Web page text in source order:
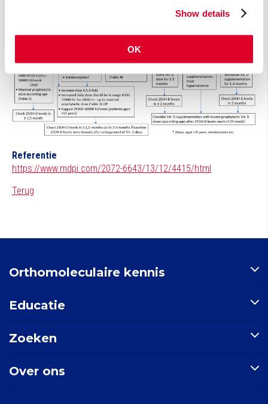
Show details
OK
Referentie
https://www.mdpi.com/2072-6643/13/12/4415/html
Terug
Orthomoleculaire kennis
Nutriënten-index
Indicatie-index
Nieuws
Educatie
E-learning: Basisprincipes orthomoleculaire geneeskunde
Mondgezondheid
Zoeken
Zoek een indicatie
Zoek een nutriënt
Over ons